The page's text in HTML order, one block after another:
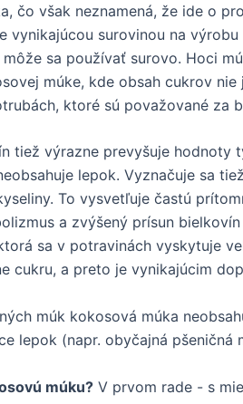
čo však neznamená, že ide o
vynikajúcou surovinou na
sa používať surovo. Hoci
múke, kde obsah cukrov
ktoré sú považované za
tiež výrazne prevyšuje hodnoty
lepok. Vyznačuje sa
To vysvetľuje častú
a zvýšený prísun
sa v potravinách vyskytuje
cukru, a preto je vynikajúcim
múk kokosová múka
lepok (napr. obyčajná
múku? V prvom rade - s